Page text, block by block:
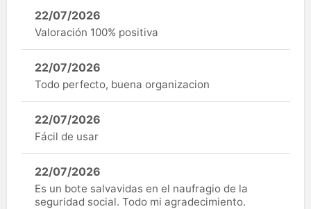
22/07/2026
Valoración 100% positiva
22/07/2026
Todo perfecto, buena organizacion
22/07/2026
Fácil de usar
22/07/2026
Es un bote salvavidas en el naufragio de la
seguridad social. Todo mi agradecimiento.